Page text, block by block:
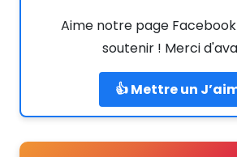
Aime notre page
soutenir ! Merci
👍 Mettre un